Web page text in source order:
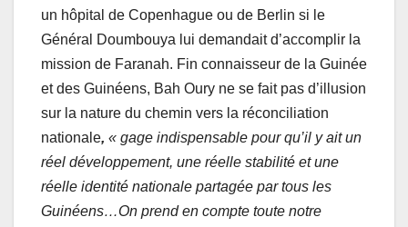
un hôpital de Copenhague ou de Berlin si le
Général Doumbouya lui demandait d’accomplir la
mission de Faranah. Fin connaisseur de la Guinée
et des Guinéens, Bah Oury ne se fait pas d’illusion
sur la nature du chemin vers la réconciliation
nationale, « gage indispensable pour qu’il y ait un
réel développement, une réelle stabilité et une
réelle identité nationale partagée par tous les
Guinéens…On prend en compte toute notre